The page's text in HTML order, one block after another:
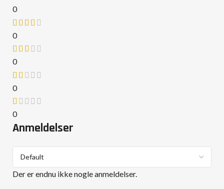
0
0
0
0
0
Anmeldelser
Der er endnu ikke nogle anmeldelser.